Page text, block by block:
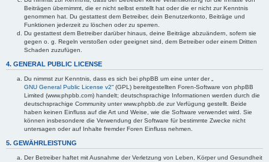
Beiträgen übernimmt, die er nicht selbst erstellt hat oder die er nicht zur Kenntnis
genommen hat. Du gestattest dem Betreiber, dein Benutzerkonto, Beiträge und
Funktionen jederzeit zu löschen oder zu sperren.
Du gestattest dem Betreiber darüber hinaus, deine Beiträge abzuändern, sofern sie
gegen o. g. Regeln verstoßen oder geeignet sind, dem Betreiber oder einem Dritten
Schaden zuzufügen.
4. GENERAL PUBLIC LICENSE
Du nimmst zur Kenntnis, dass es sich bei phpBB um eine unter der „
GNU General Public License v2“ (GPL) bereitgestellten Foren-Software von phpBB
Limited (www.phpbb.com) handelt; deutschsprachige Informationen werden durch die
deutschsprachige Community unter www.phpbb.de zur Verfügung gestellt. Beide
haben keinen Einfluss auf die Art und Weise, wie die Software verwendet wird. Sie
können insbesondere die Verwendung der Software für bestimmte Zwecke nicht
untersagen oder auf Inhalte fremder Foren Einfluss nehmen.
5. GEWÄHRLEISTUNG
Der Betreiber haftet mit Ausnahme der Verletzung von Leben, Körper und Gesundheit